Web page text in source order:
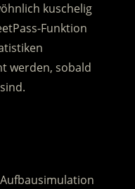
kuschelig
Funktion
werden, sobald